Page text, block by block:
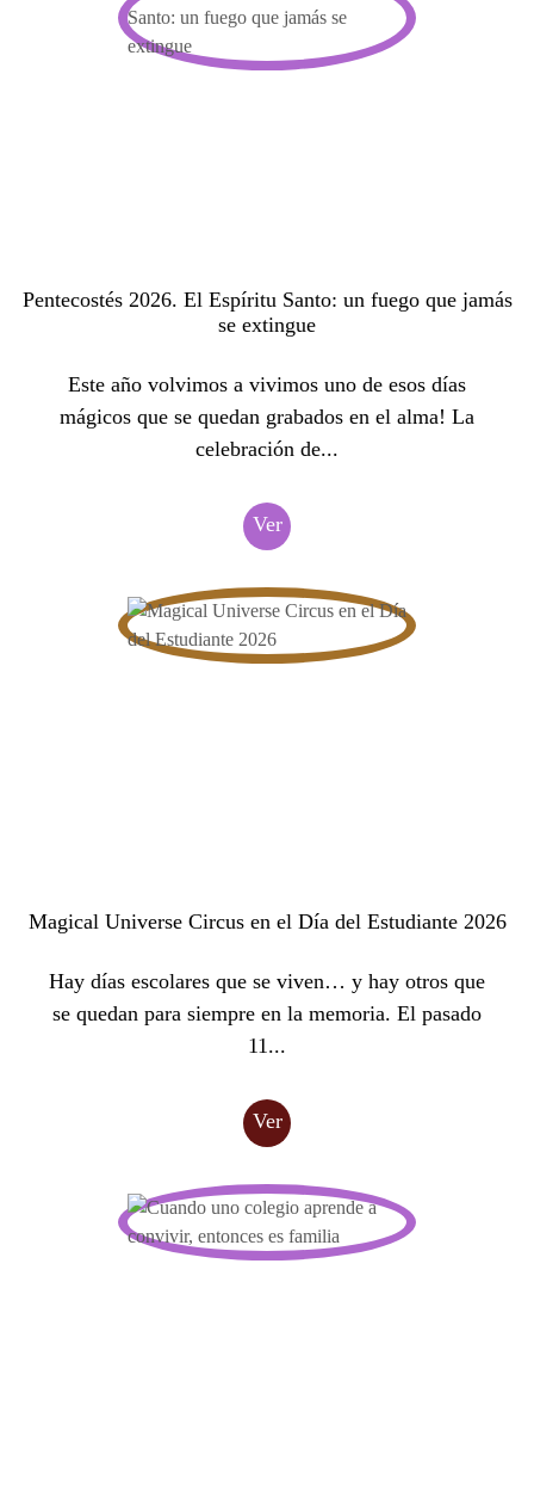
Pentecostés 2026. El Espíritu Santo: un fuego que jamás
se extingue
Este año volvimos a vivimos uno de esos días
mágicos que se quedan grabados en el alma! La
celebración de...
Ver
Magical Universe Circus en el Día del Estudiante 2026
Hay días escolares que se viven… y hay otros que
se quedan para siempre en la memoria. El pasado
11...
Ver